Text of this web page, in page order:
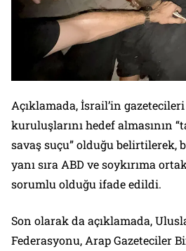
Açıklamada, İsrail’in
kuruluşlarını hedef almasının
savaş suçu” olduğu belirtilerek,
yanı sıra ABD ve soykırıma
sorumlu olduğu ifade edildi.
Son olarak da açıklamada,
Federasyonu, Arap Gazeteciler